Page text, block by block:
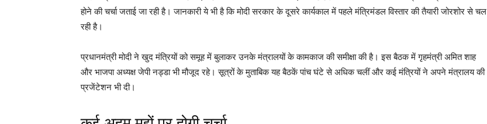
होने की चर्चा जताई जा रही है। जानकारी ये भी है कि मोदी सरकार के दूसरे कार्यकाल में पहले मंत्रिमंडल विस्तार की तैयारी जोरशोर से चल
रही है।
प्रधानमंत्री मोदी ने खुद मंत्रियों को समूह में बुलाकर उनके मंत्रालयों के कामकाज की समीक्षा की है। इस बैठक में गृहमंत्री अमित शाह
और भाजपा अध्यक्ष जेपी नड्डा भी मौजूद रहे। सूत्रों के मुताबिक यह बैठकें पांच घंटे से अधिक चलीं और कई मंत्रियों ने अपने मंत्रालय की
प्रजेंटेशन भी दी।